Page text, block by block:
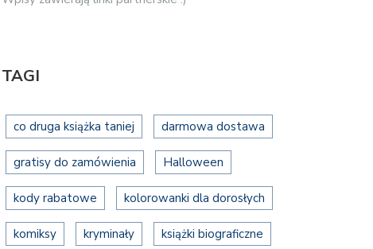
TAGI
co druga książka taniej darmowa dostawa
gratisy do zamówienia Halloween
kody rabatowe kolorowanki dla dorosłych
komiksy kryminały książki biograficzne